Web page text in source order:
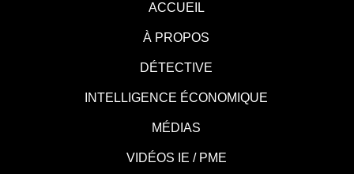
ACCUEIL
À PROPOS
DÉTECTIVE
INTELLIGENCE ÉCONOMIQUE
MÉDIAS
VIDÉOS IE / PME